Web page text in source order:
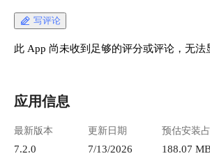
录后进入主页 ![image.png](https://lzc-playground-
1301583638.cos.ap-
chengdu.myqcloud.com/guidelines/496/39cabf8b-
chengdu.myqcloud.com/guidelines/496/ef429017-
以王总博客为例
https://manateelazycat.github.io/feed.xml 会自动
写评论
此 App 尚未收到足够的评分或评论，无法
应用信息
最新版本
7.2.0
更新日期
7/13/2026
预估安装
188.07